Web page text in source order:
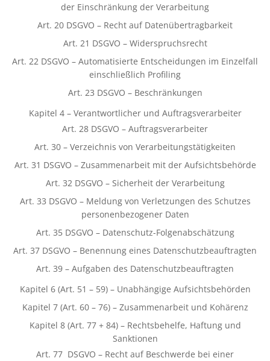
der Einschränkung der Verarbeitung
Art. 20 DSGVO – Recht auf Datenübertragbarkeit
Art. 21 DSGVO – Widerspruchsrecht
Art. 22 DSGVO – Automatisierte Entscheidungen im Einzelfall
einschließlich Profiling
Art. 23 DSGVO – Beschränkungen
Kapitel 4 – Verantwortlicher und Auftragsverarbeiter
Art. 28 DSGVO – Auftragsverarbeiter
Art. 30 – Verzeichnis von Verarbeitungstätigkeiten
Art. 31 DSGVO – Zusammenarbeit mit der Aufsichtsbehörde
Art. 32 DSGVO – Sicherheit der Verarbeitung
Art. 33 DSGVO – Meldung von Verletzungen des Schutzes
personenbezogener Daten
Art. 35 DSGVO – Datenschutz-Folgenabschätzung
Art. 37 DSGVO – Benennung eines Datenschutzbeauftragten
Art. 39 – Aufgaben des Datenschutzbeauftragten
Kapitel 6 (Art. 51 – 59) – Unabhängige Aufsichtsbehörden
Kapitel 7 (Art. 60 – 76) – Zusammenarbeit und Kohärenz
Kapitel 8 (Art. 77 + 84) – Rechtsbehelfe, Haftung und
Sanktionen
Art. 77 DSGVO – Recht auf Beschwerde bei einer